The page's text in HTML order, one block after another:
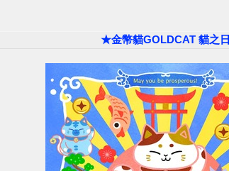
★金幣貓GOLDCAT 貓之日